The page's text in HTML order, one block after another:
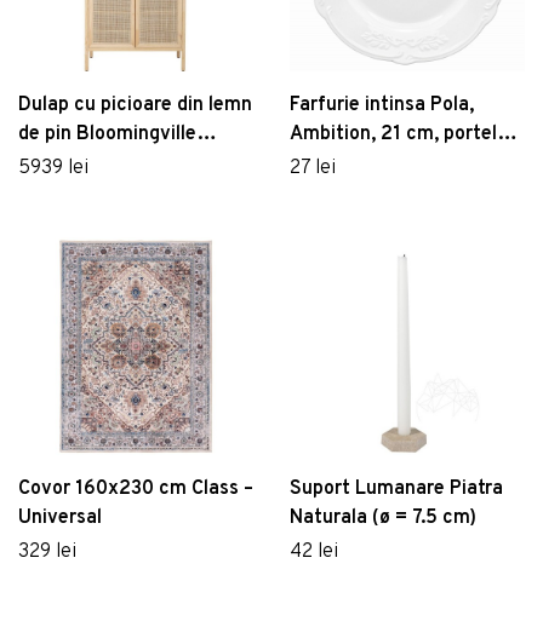
Dulap cu picioare din lemn
de pin Bloomingville
Mariana, natural
5939 lei
Farfurie intinsa Pola,
Ambition, 21 cm, portelan,
alb
27 lei
Covor 160x230 cm Class –
Universal
329 lei
Suport Lumanare Piatra
Naturala (ø = 7.5 cm)
42 lei